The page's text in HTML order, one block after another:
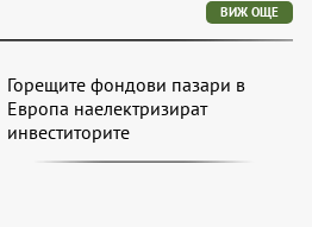
ВИЖ ОЩЕ
Горещите фондови пазари в
Европа наелектризират
инвеститорите